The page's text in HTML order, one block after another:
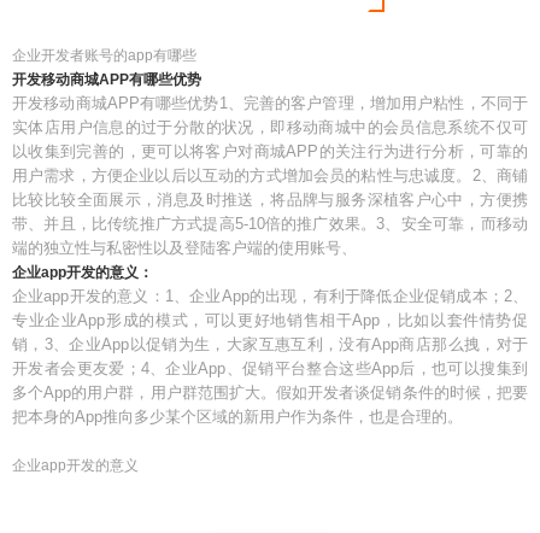
企业开发者账号的app有哪些
开发移动商城APP有哪些优势
开发移动商城APP有哪些优势1、完善的客户管理，增加用户粘性，不同于
实体店用户信息的过于分散的状况，即移动商城中的会员信息系统不仅可
以收集到完善的，更可以将客户对商城APP的关注行为进行分析，可靠的
用户需求，方便企业以后以互动的方式增加会员的粘性与忠诚度。2、商铺
比较比较全面展示，消息及时推送，将品牌与服务深植客户心中，方便携
带、并且，比传统推广方式提高5-10倍的推广效果。3、安全可靠，而移动
端的独立性与私密性以及登陆客户端的使用账号、
企业app开发的意义：
企业app开发的意义：1、企业App的出现，有利于降低企业促销成本；2、
专业企业App形成的模式，可以更好地销售相干App，比如以套件情势促
销，3、企业App以促销为生，大家互惠互利，没有App商店那么拽，对于
开发者会更友爱；4、企业App、促销平台整合这些App后，也可以搜集到
多个App的用户群，用户群范围扩大。假如开发者谈促销条件的时候，把要
把本身的App推向多少某个区域的新用户作为条件，也是合理的。
企业app开发的意义